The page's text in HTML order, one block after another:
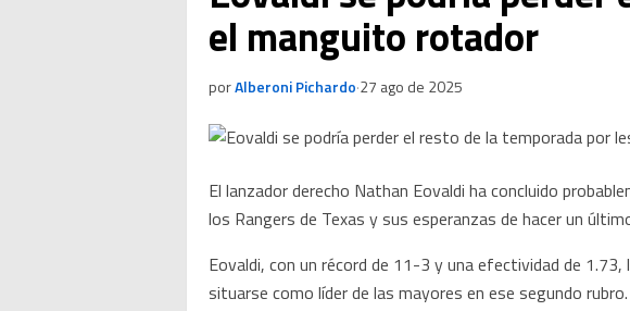
el manguito rotador
porAlberoni Pichardo·27 ago de 2025
El lanzador derecho Nathan Eovaldi ha concluido
los Rangers de Texas y sus esperanzas de hacer un
Eovaldi, con un récord de 11-3 y una efectividad de
situarse como líder de las mayores en ese segundo rubro.